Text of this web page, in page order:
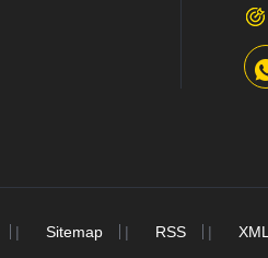
| Sitemap | RSS | XML